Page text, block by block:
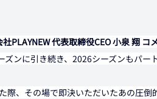
PLAYNEW 代表取締役CEO 小泉 翔 コ
ズンに引き続き、2026シーズンもパ
際、その場で即決いただいたあの圧